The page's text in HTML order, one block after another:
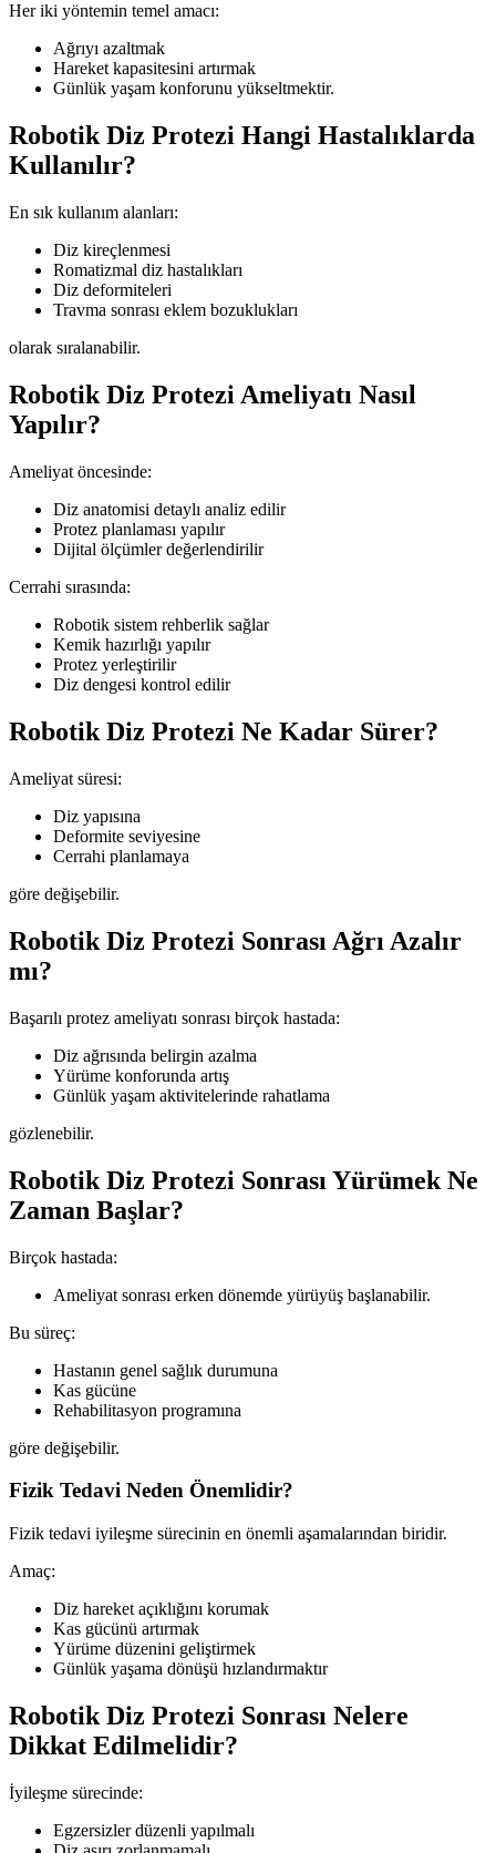
Her iki yöntemin temel amacı:
Ağrıyı azaltmak
Hareket kapasitesini artırmak
Günlük yaşam konforunu yükseltmektir.
Robotik Diz Protezi Hangi Hastalıklarda
Kullanılır?
En sık kullanım alanları:
Diz kireçlenmesi
Romatizmal diz hastalıkları
Diz deformiteleri
Travma sonrası eklem bozuklukları
olarak sıralanabilir.
Robotik Diz Protezi Ameliyatı Nasıl
Yapılır?
Ameliyat öncesinde:
Diz anatomisi detaylı analiz edilir
Protez planlaması yapılır
Dijital ölçümler değerlendirilir
Cerrahi sırasında:
Robotik sistem rehberlik sağlar
Kemik hazırlığı yapılır
Protez yerleştirilir
Diz dengesi kontrol edilir
Robotik Diz Protezi Ne Kadar Sürer?
Ameliyat süresi:
Diz yapısına
Deformite seviyesine
Cerrahi planlamaya
göre değişebilir.
Robotik Diz Protezi Sonrası Ağrı Azalır
mı?
Başarılı protez ameliyatı sonrası birçok hastada:
Diz ağrısında belirgin azalma
Yürüme konforunda artış
Günlük yaşam aktivitelerinde rahatlama
gözlenebilir.
Robotik Diz Protezi Sonrası Yürümek Ne
Zaman Başlar?
Birçok hastada:
Ameliyat sonrası erken dönemde yürüyüş başlanabilir.
Bu süreç:
Hastanın genel sağlık durumuna
Kas gücüne
Rehabilitasyon programına
göre değişebilir.
Fizik Tedavi Neden Önemlidir?
Fizik tedavi iyileşme sürecinin en önemli aşamalarından biridir.
Amaç:
Diz hareket açıklığını korumak
Kas gücünü artırmak
Yürüme düzenini geliştirmek
Günlük yaşama dönüşü hızlandırmaktır
Robotik Diz Protezi Sonrası Nelere
Dikkat Edilmelidir?
İyileşme sürecinde:
Egzersizler düzenli yapılmalı